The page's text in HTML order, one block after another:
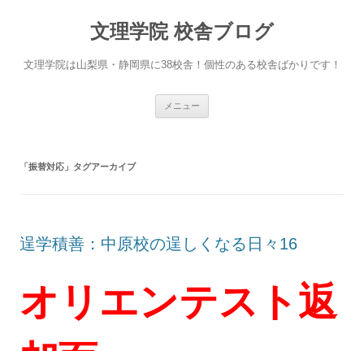
文理学院 校舎ブログ
文理学院は山梨県・静岡県に38校舎！個性のある校舎ばかりです！
メニュー
「振替対応 」タグアーカイブ
逞学積善：中原校の逞しくなる日々16
オリエンテスト返